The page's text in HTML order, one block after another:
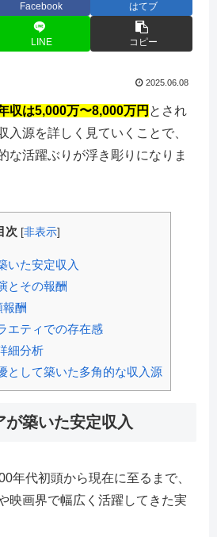
Facebook はてブ
LINE コピー
2025.06.08
収は5,000万〜8,000万円 とされ
入源を詳しく見ていくことで、
な活躍ぶりが浮き彫りになりま
次 [非表示]
いた安定収入
とその報酬
酬
エティでの存在感
細分析
として築いた多角的な収入源
築いた安定収入
年代初頭から現在に至るまで、
映画界で幅広く活躍してきた実